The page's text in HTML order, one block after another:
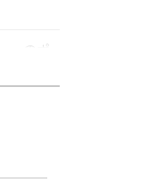
」 のポ
底解